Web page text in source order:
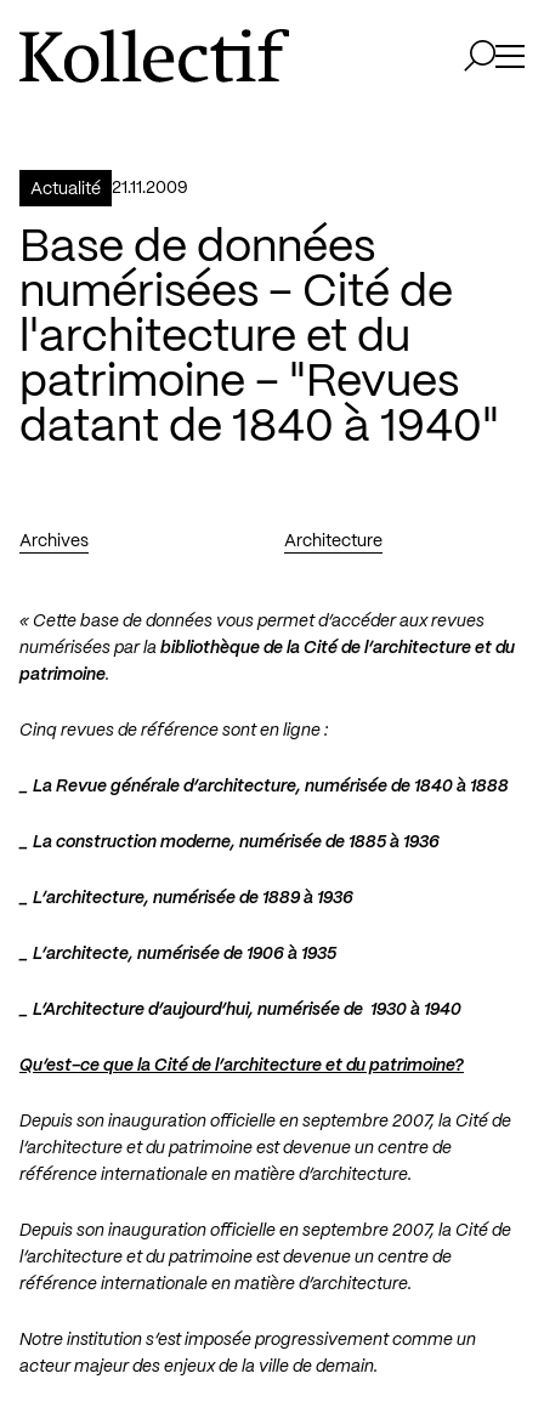
Aller à la page d'accueil
Logo Kollectif
Actualité 21.11.2009
Base de données
numérisées – Cité de
l'architecture et du
patrimoine – "Revues
datant de 1840 à 1940"
Archives Architecture
« Cette base de données vous permet d’accéder aux revues
numérisées par la bibliothèque de la Cité de l’architecture et du
patrimoine.
Cinq revues de référence sont en ligne :
_ La Revue générale d’architecture, numérisée de 1840 à 1888
_ La construction moderne, numérisée de 1885 à 1936
_ L’architecture, numérisée de 1889 à 1936
_ L’architecte, numérisée de 1906 à 1935
_ L’Architecture d’aujourd’hui, numérisée de 1930 à 1940
Qu’est-ce que la Cité de l’architecture et du patrimoine?
Depuis son inauguration officielle en septembre 2007, la Cité de
l’architecture et du patrimoine est devenue un centre de
référence internationale en matière d’architecture.
Depuis son inauguration officielle en septembre 2007, la Cité de
l’architecture et du patrimoine est devenue un centre de
référence internationale en matière d’architecture.
Notre institution s’est imposée progressivement comme un
acteur majeur des enjeux de la ville de demain.